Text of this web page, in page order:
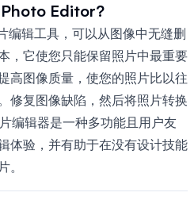
Editor?
编辑工具，可以从图像中无缝删
，它使您只能保留照片中最重要
高图像质量，使您的照片比以往
修复图像缺陷，然后将照片转换
编辑器是一种多功能且用户友
体验，并有助于在没有设计技能
。